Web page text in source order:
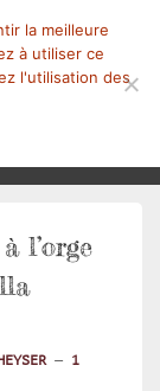
l’orge
— 1
la meilleure
à utiliser ce
l'utilisation des